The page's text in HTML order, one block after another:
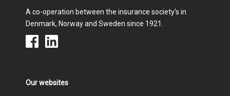
A co-operation between the insurance society's in
Denmark, Norway and Sweden since 1921.
Our websites